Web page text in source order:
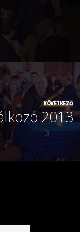
KÖVETKEZŐ
2013